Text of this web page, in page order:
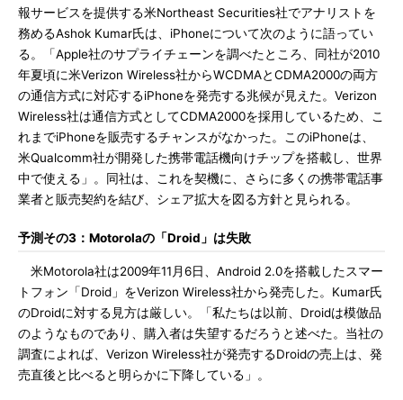
報サービスを提供する米Northeast Securities社でアナリストを
務めるAshok Kumar氏は、iPhoneについて次のように語ってい
る。「Apple社のサプライチェーンを調べたところ、同社が2010
年夏頃に米Verizon Wireless社からWCDMAとCDMA2000の両方
の通信方式に対応するiPhoneを発売する兆候が見えた。Verizon
Wireless社は通信方式としてCDMA2000を採用しているため、こ
れまでiPhoneを販売するチャンスがなかった。このiPhoneは、
米Qualcomm社が開発した携帯電話機向けチップを搭載し、世界
中で使える」。同社は、これを契機に、さらに多くの携帯電話事
業者と販売契約を結び、シェア拡大を図る方針と見られる。
予測その3：Motorolaの「Droid」は失敗
米Motorola社は2009年11月6日、Android 2.0を搭載したスマー
トフォン「Droid」をVerizon Wireless社から発売した。Kumar氏
のDroidに対する見方は厳しい。「私たちは以前、Droidは模倣品
のようなものであり、購入者は失望するだろうと述べた。当社の
調査によれば、Verizon Wireless社が発売するDroidの売上は、発
売直後と比べると明らかに下降している」。